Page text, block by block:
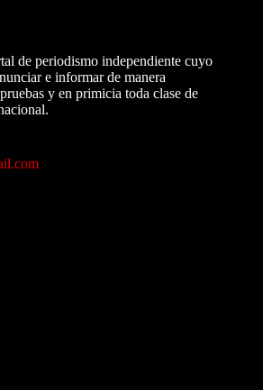
de periodismo independiente cuyo
e informar de manera
y en primicia toda clase de